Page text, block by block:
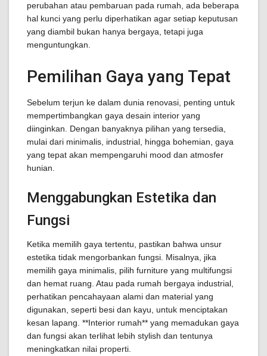
perubahan atau pembaruan pada rumah, ada beberapa
hal kunci yang perlu diperhatikan agar setiap keputusan
yang diambil bukan hanya bergaya, tetapi juga
menguntungkan.
Pemilihan Gaya yang Tepat
Sebelum terjun ke dalam dunia renovasi, penting untuk
mempertimbangkan gaya desain interior yang
diinginkan. Dengan banyaknya pilihan yang tersedia,
mulai dari minimalis, industrial, hingga bohemian, gaya
yang tepat akan mempengaruhi mood dan atmosfer
hunian.
Menggabungkan Estetika dan
Fungsi
Ketika memilih gaya tertentu, pastikan bahwa unsur
estetika tidak mengorbankan fungsi. Misalnya, jika
memilih gaya minimalis, pilih furniture yang multifungsi
dan hemat ruang. Atau pada rumah bergaya industrial,
perhatikan pencahayaan alami dan material yang
digunakan, seperti besi dan kayu, untuk menciptakan
kesan lapang. **Interior rumah** yang memadukan gaya
dan fungsi akan terlihat lebih stylish dan tentunya
meningkatkan nilai properti.